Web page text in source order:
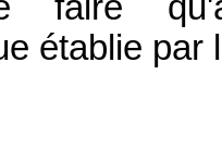
établie